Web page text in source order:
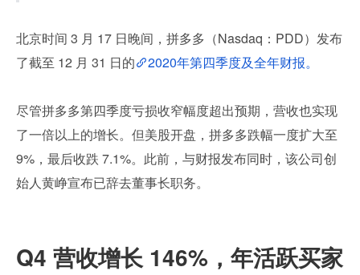
北京时间 3 月 17 日晚间，拼多多（Nasdaq：PDD）发布
了截至 12 月 31 日的
2020年第四季度及全年财报。
尽管拼多多第四季度亏损收窄幅度超出预期，营收也实现
了一倍以上的增长。但美股开盘，拼多多跌幅一度扩大至
9%，最后收跌 7.1%。此前，与财报发布同时，该公司创
始人黄峥宣布已辞去董事长职务。
Q4 营收增长 146%，年活跃买家